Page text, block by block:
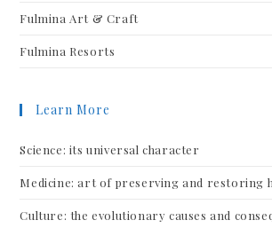
Fulmina Art & Craft
Fulmina Resorts
Learn More
Science: its universal character
Medicine: art of preserving and restoring
Culture: the evolutionary causes and